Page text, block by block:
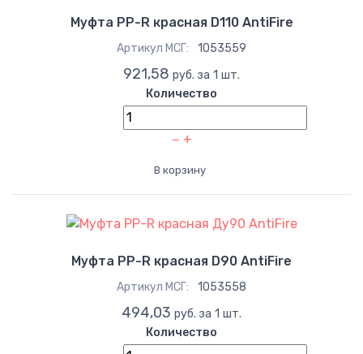
Муфта PP-R красная D110 AntiFire
Артикул МСГ: 1053559
921,58 руб. за 1 шт.
Количество
− +
В корзину
Муфта PP-R красная D90 AntiFire
Артикул МСГ: 1053558
494,03 руб. за 1 шт.
Количество